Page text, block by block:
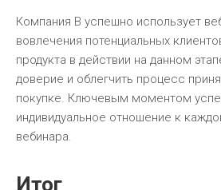
Компания B успешно использует
вовлечения потенциальных
продукта в действии на данном
доверие и облегчить процесс
покупке. Ключевым моментом
индивидуальное отношение к
вебинара.
Итог